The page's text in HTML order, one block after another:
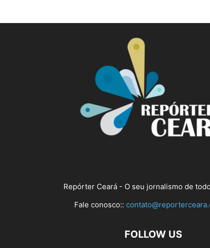
Repórter Ceará - O seu jornalismo de
Fale conosco::
FOLLOW US